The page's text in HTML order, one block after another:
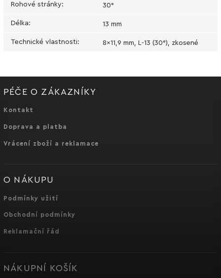
Rohové stránky: 30°
Délka: 13 mm
Technické vlastnosti: 8x11,9 mm, L-13 (30°), zkosené
PÉČE O ZÁKAZNÍKY
Kontakt
Doprava a platba
Vrácení zboží a reklamace
O NÁKUPU
Podmínky užití
Obchodní podmínky
Reklamační řád
NÁKUPNÍ KOŠÍK